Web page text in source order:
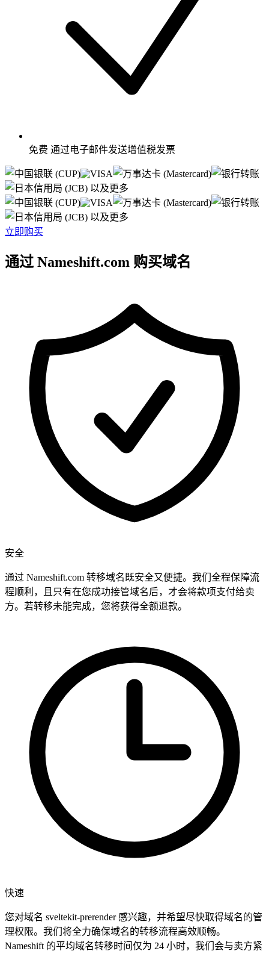
免费 通过电子邮件发送增值税发票
以及更多
以及更多
立即购买
通过 Nameshift.com 购买域名
安全
通过 Nameshift.com 转移域名既安全又便捷。我们全程保障流
程顺利，且只有在您成功接管域名后，才会将款项支付给卖
方。若转移未能完成，您将获得全额退款。
快速
您对域名 sveltekit-prerender 感兴趣，并希望尽快取得域名的管
理权限。我们将全力确保域名的转移流程高效顺畅。
Nameshift 的平均域名转移时间仅为 24 小时，我们会与卖方紧